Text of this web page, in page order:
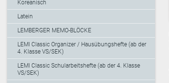
Koreanisch
Latein
LEMBERGER MEMO-BLÖCKE
LEMI Classic Organizer / Hausübungshefte (ab der
4. Klasse VS/SEK)
LEMI Classic Schularbeitshefte (ab der 4. Klasse
VS/SEK)